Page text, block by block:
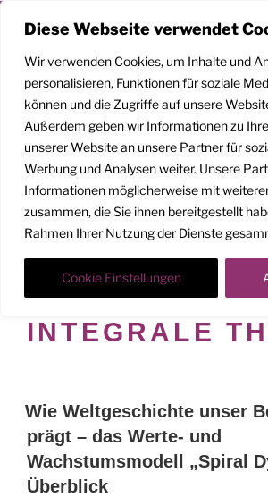
Diese Webseite verwendet
Wir verwenden Cookies, um Inhalte und
personalisieren, Funktionen für soziale
können und die Zugriffe auf unsere
Außerdem geben wir Informationen zu
unserer Website an unsere Partner für
Werbung und Analysen weiter. Unsere
Informationen möglicherweise mit
zusammen, die Sie ihnen bereitgestellt
Rahmen Ihrer Nutzung der Dienste
Cookie Einstellungen
Zum
springen
Klarheit. Präsenz.
Transformationscoach | Architekt der
Menü
INTEGRALE
Wie Weltgeschichte unser
prägt – das Werte- und
Wachstumsmodell „Spiral
Überblick